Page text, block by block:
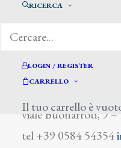
RICERCA
LOGIN / REGISTER
CARRELLO
Il tuo carrello è
viale Buonarroti, 9
tel +39 0584 54354